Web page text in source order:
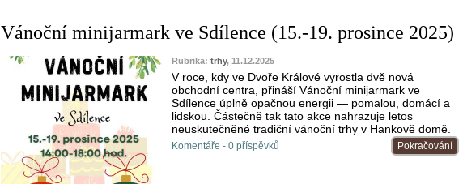
Vánoční minijarmark ve Sdílence (15.-19. prosince 2025)
Rubrika: trhy, 11.12.2025
V roce, kdy ve Dvoře Králové vyrostla dvě nová
obchodní centra, přináší Vánoční minijarmark ve
Sdílence úplně opačnou energii — pomalou, domácí a
lidskou. Částečně tak tato akce nahrazuje letos
neuskutečněné tradiční vánoční trhy v Hankově domě.
Pokračování
Komentáře - 0 příspěvků